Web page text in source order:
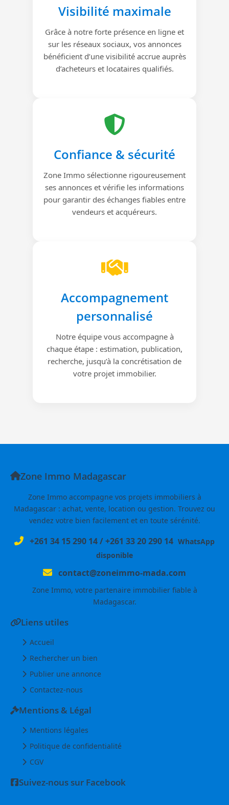
Visibilité maximale
Grâce à notre forte présence en ligne et
sur les réseaux sociaux, vos annonces
bénéficient d’une visibilité accrue auprès
d’acheteurs et locataires qualifiés.
Confiance & sécurité
Zone Immo sélectionne rigoureusement
ses annonces et vérifie les informations
pour garantir des échanges fiables entre
vendeurs et acquéreurs.
Accompagnement
personnalisé
Notre équipe vous accompagne à
chaque étape : estimation, publication,
recherche, jusqu’à la concrétisation de
votre projet immobilier.
Zone Immo Madagascar
Zone Immo accompagne vos projets immobiliers à
Madagascar : achat, vente, location ou gestion. Trouvez ou
vendez votre bien facilement et en toute sérénité.
+261 34 15 290 14/+261 33 20 290 14 WhatsApp
disponible
contact@zoneimmo-mada.com
Zone Immo, votre partenaire immobilier fiable à
Madagascar.
Liens utiles
Accueil
Rechercher un bien
Publier une annonce
Contactez-nous
Mentions & Légal
Mentions légales
Politique de confidentialité
CGV
Suivez-nous sur Facebook